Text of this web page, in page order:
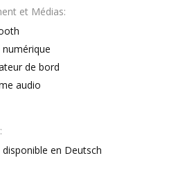
et Médias
numérique
de bord
audio
en Deutsch